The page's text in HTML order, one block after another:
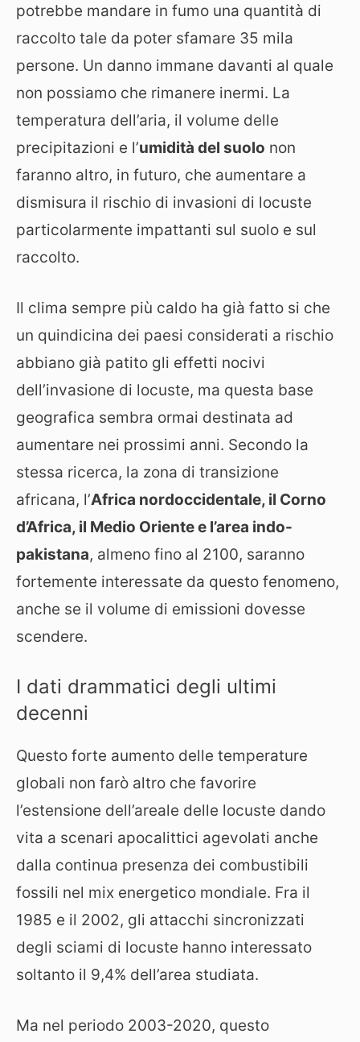
potrebbe mandare in fumo una quantità di
raccolto tale da poter sfamare 35 mila
persone. Un danno immane davanti al quale
non possiamo che rimanere inermi. La
temperatura dell’aria, il volume delle
precipitazioni e l’umidità del suolo non
faranno altro, in futuro, che aumentare a
dismisura il rischio di invasioni di locuste
particolarmente impattanti sul suolo e sul
raccolto.
Il clima sempre più caldo ha già fatto si che
un quindicina dei paesi considerati a rischio
abbiano già patito gli effetti nocivi
dell’invasione di locuste, ma questa base
geografica sembra ormai destinata ad
aumentare nei prossimi anni. Secondo la
stessa ricerca, la zona di transizione
africana, l’Africa nordoccidentale, il Corno
d’Africa, il Medio Oriente e l’area indo-
pakistana, almeno fino al 2100, saranno
fortemente interessate da questo fenomeno,
anche se il volume di emissioni dovesse
scendere.
I dati drammatici degli ultimi
decenni
Questo forte aumento delle temperature
globali non farò altro che favorire
l’estensione dell’areale delle locuste dando
vita a scenari apocalittici agevolati anche
dalla continua presenza dei combustibili
fossili nel mix energetico mondiale. Fra il
1985 e il 2002, gli attacchi sincronizzati
degli sciami di locuste hanno interessato
soltanto il 9,4% dell’area studiata.
Ma nel periodo 2003-2020, questo